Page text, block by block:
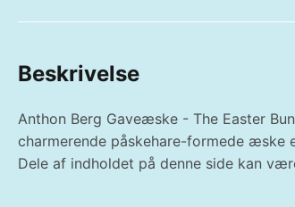
Beskrivelse
Anthon Berg Gaveæske - The Easter
charmerende påskehare-formede
Dele af indholdet på denne side kan